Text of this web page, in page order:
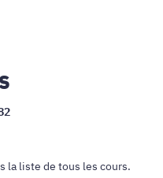
la liste de tous les cours.